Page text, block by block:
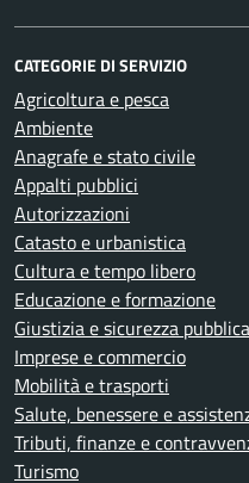
CATEGORIE DI SERVIZIO
Agricoltura e pesca
Ambiente
Anagrafe e stato civile
Appalti pubblici
Autorizzazioni
Catasto e urbanistica
Cultura e tempo libero
Educazione e formazione
Giustizia e sicurezza pubblica
Imprese e commercio
Mobilità e trasporti
Salute, benessere e
Tributi, finanze e
Turismo